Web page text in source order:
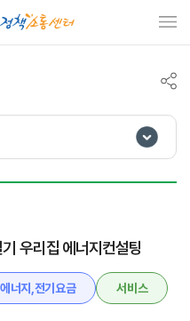
우리집 에너지컨설팅
너지,전기요금 서비스